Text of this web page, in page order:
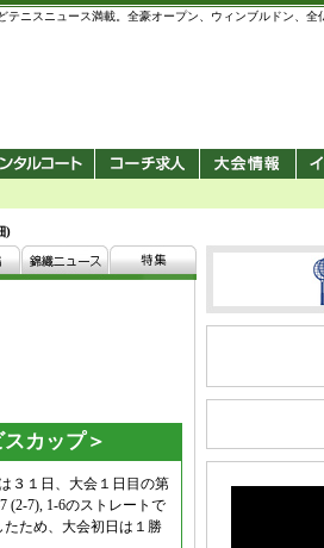
ニスニュース満載。全豪オープン、ウィンブルドン、全
)
カップ＞
３１日、大会１日目の第
(2-7), 1-6のストレートで
ため、大会初日は１勝